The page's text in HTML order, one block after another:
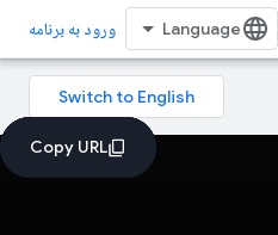
ورود به برنامه